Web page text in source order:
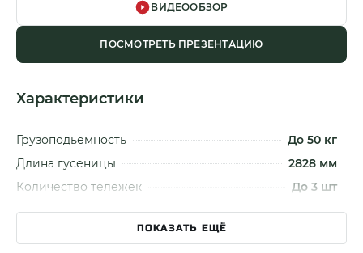
ВИДЕООБЗОР
ПОСМОТРЕТЬ ПРЕЗЕНТАЦИЮ
Характеристики
Грузоподьемность
До 50 кг
Длина гусеницы
2828 мм
Количество тележек
До 3 шт
Модель двигателя
Lifan / Loncin
Мощность двигателяПОКАЗАТЬ ЕЩЁ